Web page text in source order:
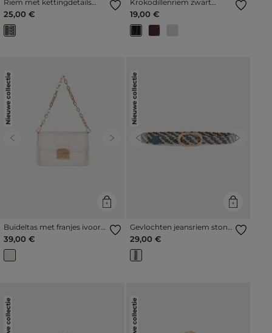
Riem met kettingdetails
zwart vrouw
25,00 €
Krokodillenriem zwart
vrouw
19,00 €
Nieuwe collectie
Previous Next
Buideltas met franjes ivoor
vrouw
39,00 €
Nieuwe collectie
Previous Next
Gevlochten jeansriem stone
washed denim vrouw
29,00 €